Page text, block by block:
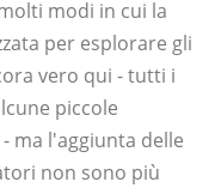
modi in cui la
per esplorare gli
vero qui - tutti i
piccole
ma l'aggiunta delle
non sono più